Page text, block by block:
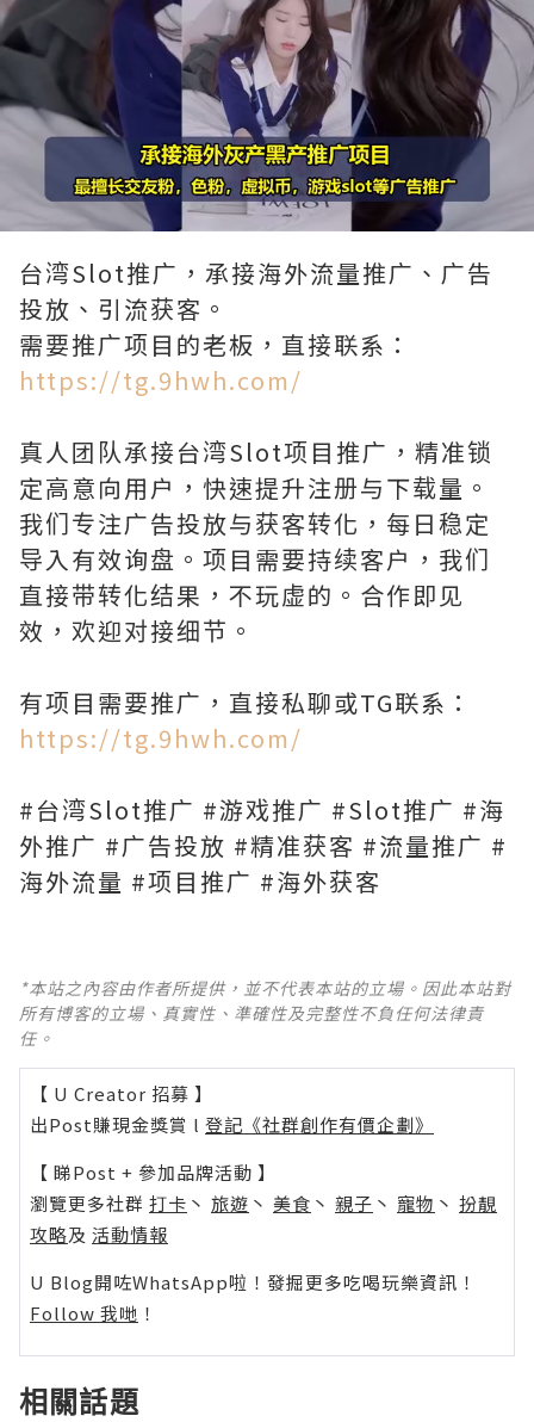
Unmute Loaded :
90.00%
台湾Slot推广，承接海外流量推广、广告
投放、引流获客。
需要推广项目的老板，直接联系：
https://tg.9hwh.com/
真人团队承接台湾Slot项目推广，精准锁
定高意向用户，快速提升注册与下载量。
我们专注广告投放与获客转化，每日稳定
导入有效询盘。项目需要持续客户，我们
直接带转化结果，不玩虚的。合作即见
效，欢迎对接细节。
有项目需要推广，直接私聊或TG联系：
https://tg.9hwh.com/
#台湾Slot推广 #游戏推广 #Slot推广 #海
外推广 #广告投放 #精准获客 #流量推广 #
海外流量 #项目推广 #海外获客
*本站之內容由作者所提供，並不代表本站的立場。因此本站對
所有博客的立場、真實性、準確性及完整性不負任何法律責
任。
【 U Creator 招募 】
出Post賺現金獎賞 l 登記《社群創作有價企劃》
【 睇Post + 參加品牌活動 】
瀏覽更多社群 打卡 丶 旅遊 丶 美食 丶 親子 丶 寵物 丶 扮靚
攻略及 活動情報
U Blog開咗WhatsApp啦！發掘更多吃喝玩樂資訊！
Follow 我哋 ！
相關話題